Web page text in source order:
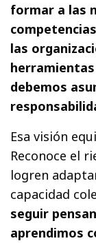
formar a las
las
debemos
Esa visión
Reconoce el
logren
capacidad
seguir
aprendimos